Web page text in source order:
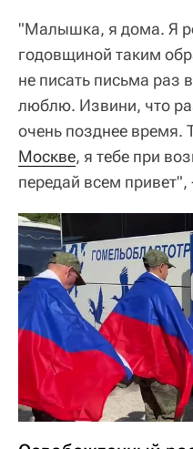
"Малышка, я дома. Я
годовщиной таким
не писать письма раз
люблю. Извини, что
очень позднее время.
Москве, я тебе при
передай всем